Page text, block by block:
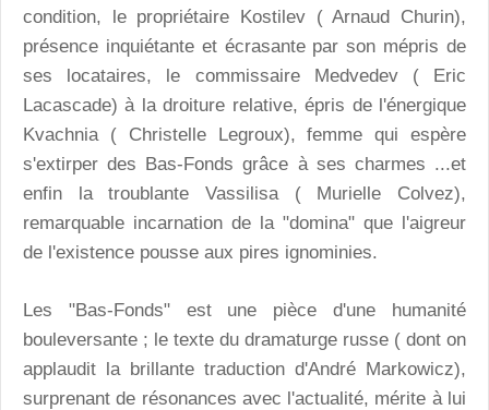
condition, le propriétaire Kostilev ( Arnaud Churin),
présence inquiétante et écrasante par son mépris de
ses locataires, le commissaire Medvedev ( Eric
Lacascade) à la droiture relative, épris de l'énergique
Kvachnia ( Christelle Legroux), femme qui espère
s'extirper des Bas-Fonds grâce à ses charmes ...et
enfin la troublante Vassilisa ( Murielle Colvez),
remarquable incarnation de la "domina" que l'aigreur
de l'existence pousse aux pires ignominies.
Les "Bas-Fonds" est une pièce d'une humanité
bouleversante ; le texte du dramaturge russe ( dont on
applaudit la brillante traduction d'André Markowicz),
surprenant de résonances avec l'actualité, mérite à lui